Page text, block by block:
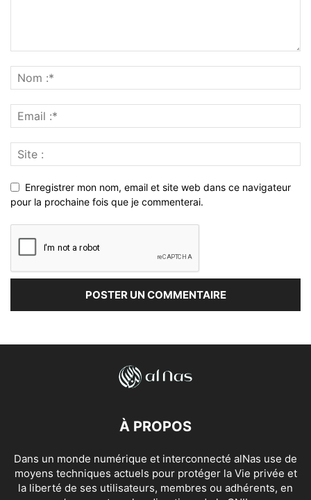
Enregistrer mon nom, email et site web dans ce navigateur
pour la prochaine fois que je commenterai.
À PROPOS
Dans un monde numérique et interconnecté alNas use de
moyens techniques actuels pour protéger la Vie privée et
la liberté de ses utilisateurs, membres ou adhérents, en